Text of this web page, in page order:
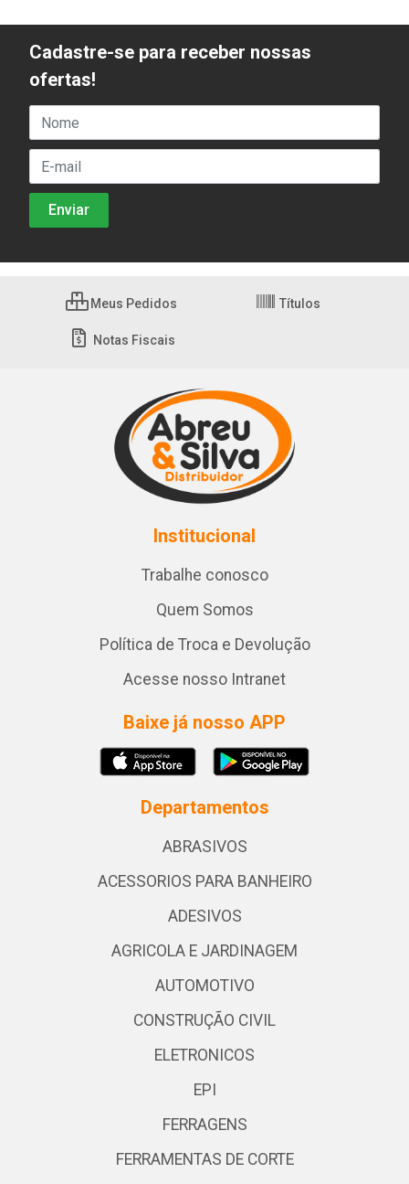
Cadastre-se para receber nossas
ofertas!
Meus Pedidos Títulos
Notas Fiscais
Institucional
Trabalhe conosco
Quem Somos
Política de Troca e Devolução
Acesse nosso Intranet
Baixe já nosso APP
Departamentos
ABRASIVOS
ACESSORIOS PARA BANHEIRO
ADESIVOS
AGRICOLA E JARDINAGEM
AUTOMOTIVO
CONSTRUÇÃO CIVIL
ELETRONICOS
EPI
FERRAGENS
FERRAMENTAS DE CORTE